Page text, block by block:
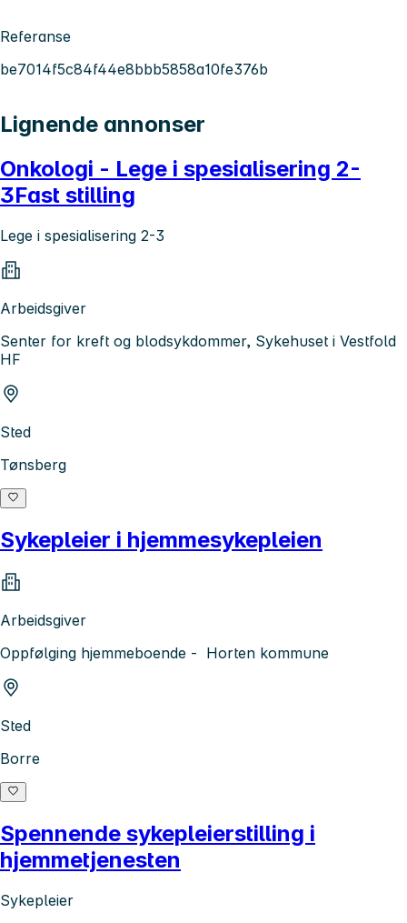
Referanse
be7014f5c84f44e8bbb5858a10fe376b
Lignende annonser
Onkologi - Lege i spesialisering 2-
3Fast stilling
Lege i spesialisering 2-3
Arbeidsgiver
Senter for kreft og blodsykdommer, Sykehuset i Vestfold
HF
Sted
Tønsberg
Sykepleier i hjemmesykepleien
Arbeidsgiver
Oppfølging hjemmeboende - Horten kommune
Sted
Borre
Spennende sykepleierstilling i
hjemmetjenesten
Sykepleier